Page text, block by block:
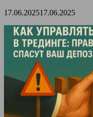
17.06.202517.06.2025